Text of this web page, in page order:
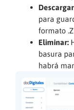
para
formato
Eliminar:
basura
habrá